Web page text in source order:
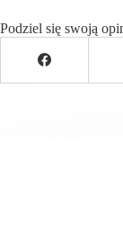
Podziel się swoją